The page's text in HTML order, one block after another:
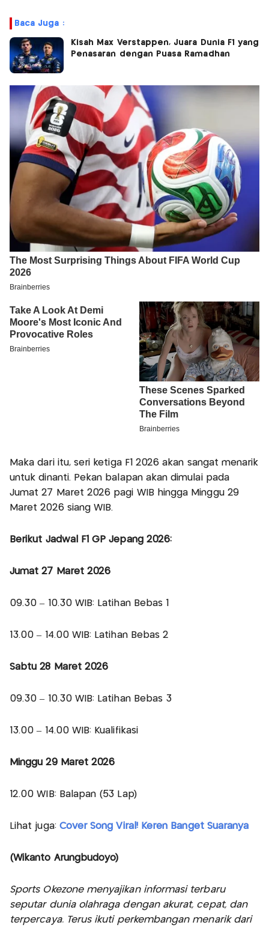
Baca Juga :
Kisah Max Verstappen, Juara Dunia F1 yang
Penasaran dengan Puasa Ramadhan
Maka dari itu, seri ketiga F1 2026 akan sangat menarik
untuk dinanti. Pekan balapan akan dimulai pada
Jumat 27 Maret 2026 pagi WIB hingga Minggu 29
Maret 2026 siang WIB.
Berikut Jadwal F1 GP Jepang 2026:
Jumat 27 Maret 2026
09.30 – 10.30 WIB: Latihan Bebas 1
13.00 – 14.00 WIB: Latihan Bebas 2
Sabtu 28 Maret 2026
09.30 – 10.30 WIB: Latihan Bebas 3
13.00 – 14.00 WIB: Kualifikasi
Minggu 29 Maret 2026
12.00 WIB: Balapan (53 Lap)
Lihat juga: Cover Song Viral! Keren Banget Suaranya
(Wikanto Arungbudoyo)
Sports Okezone menyajikan informasi terbaru
seputar dunia olahraga dengan akurat, cepat, dan
terpercaya. Terus ikuti perkembangan menarik dari